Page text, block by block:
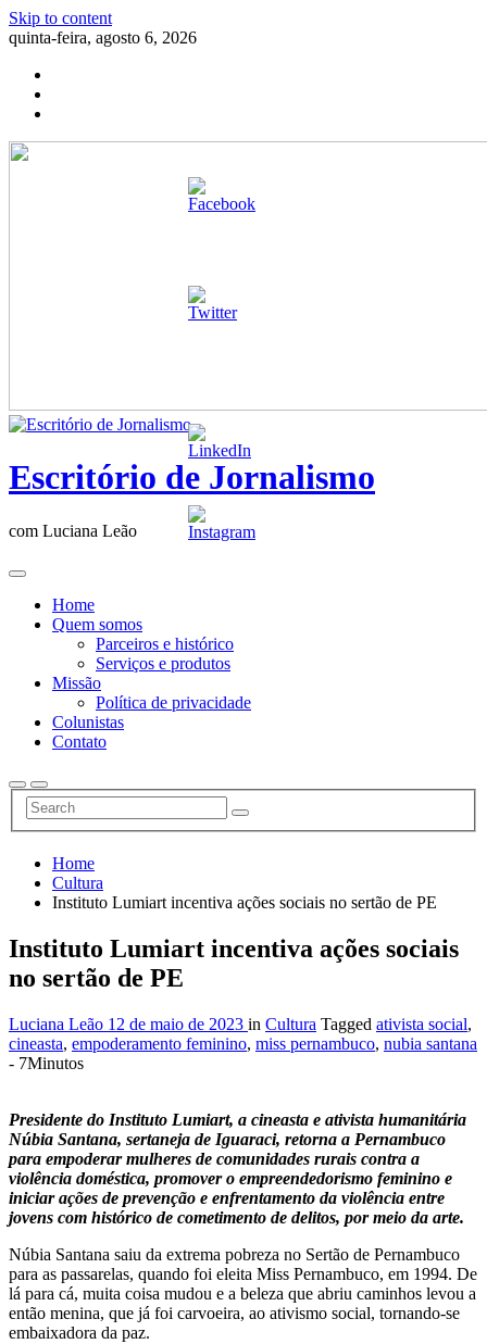
Skip to content
quinta-feira, agosto 6, 2026
Escritório de Jornalismo
com Luciana Leão
Home
Quem somos
Parceiros e histórico
Serviços e produtos
Missão
Política de privacidade
Colunistas
Contato
Home
Cultura
Instituto Lumiart incentiva ações sociais no sertão de PE
Instituto Lumiart incentiva ações sociais
no sertão de PE
Luciana Leão 12 de maio de 2023 in Cultura Tagged ativista social,
cineasta, empoderamento feminino, miss pernambuco, nubia santana
- 7Minutos
Presidente do Instituto Lumiart, a cineasta e ativista humanitária
Núbia Santana, sertaneja de Iguaraci, retorna a Pernambuco
para empoderar mulheres de comunidades rurais contra a
violência doméstica, promover o empreendedorismo feminino e
iniciar ações de prevenção e enfrentamento da violência entre
jovens com histórico de cometimento de delitos, por meio da arte.
Núbia Santana saiu da extrema pobreza no Sertão de Pernambuco
para as passarelas, quando foi eleita Miss Pernambuco, em 1994. De
lá para cá, muita coisa mudou e a beleza que abriu caminhos levou a
então menina, que já foi carvoeira, ao ativismo social, tornando-se
embaixadora da paz.